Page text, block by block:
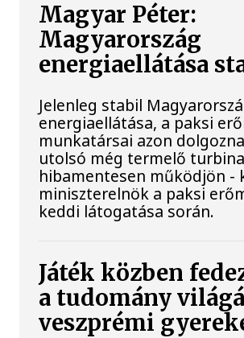
Magyar Péter:
Magyarország
energiaellátása
Jelenleg stabil
energiaellátása, a paksi
munkatársai azon
utolsó még termelő turbina
hibamentesen működjön -
miniszterelnök a paksi
keddi látogatása során.
Játék közben
a tudomány
veszprémi